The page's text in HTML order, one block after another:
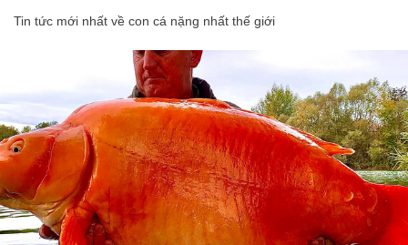
Tin tức mới nhất về con cá nặng nhất thế giới